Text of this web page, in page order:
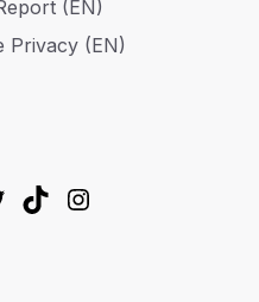
(EN)
Privacy (EN)
TikTokInstagram